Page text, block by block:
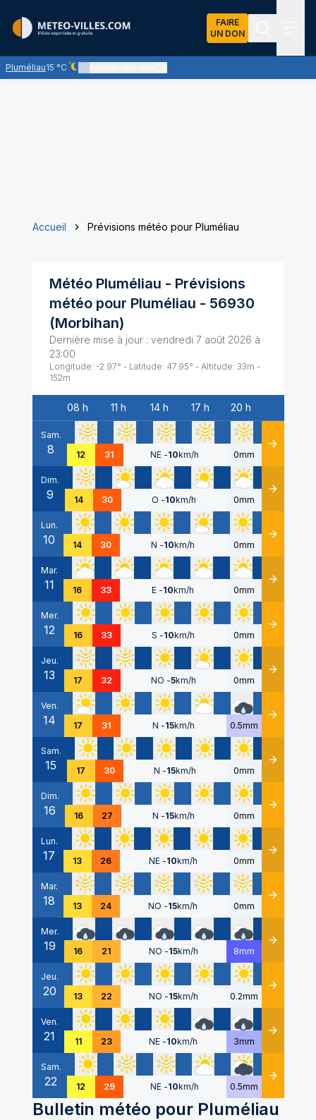
FAIRE
UN DON
Pluméliau15 °C
Ciel dégagé - quasiment pas de nuages
Accueil Prévisions météo pour Pluméliau
Météo Pluméliau - Prévisions
météo pour Pluméliau - 56930
(Morbihan)
Dernière mise à jour : vendredi 7 août 2026 à
23:00
Longitude: -2.97° - Latitude: 47.95° - Altitude: 33m -
152m
Date
08 h 11 h 14 h 17 h 20 h
Sam.
8 12 31 NE -10km/h 0mm Détails
Dim.
9 14 30 O -10km/h 0mm Détails
Lun.
10 14 30 N -10km/h 0mm Détails
Mar.
11 16 33 E -10km/h 0mm Détails
Mer.
12 16 33 S -10km/h 0mm Détails
Jeu.
13 17 32 NO -5km/h 0mm Détails
Ven.
14 17 31 N -15km/h 0.5mm Détails
Sam.
15 17 30 N -15km/h 0mm Détails
Dim.
16 16 27 N -15km/h 0mm Détails
Lun.
17 13 26 NE -10km/h 0mm Détails
Mar.
18 13 24 NO -15km/h 0mm Détails
Mer.
19 16 21 NO -15km/h 8mm Détails
Jeu.
20 13 22 NO -15km/h 0.2mm Détails
Ven.
21 11 23 NE -10km/h 3mm Détails
Sam.
22 12 29 NE -10km/h 0.5mm Détails
Bulletin météo pour Pluméliau